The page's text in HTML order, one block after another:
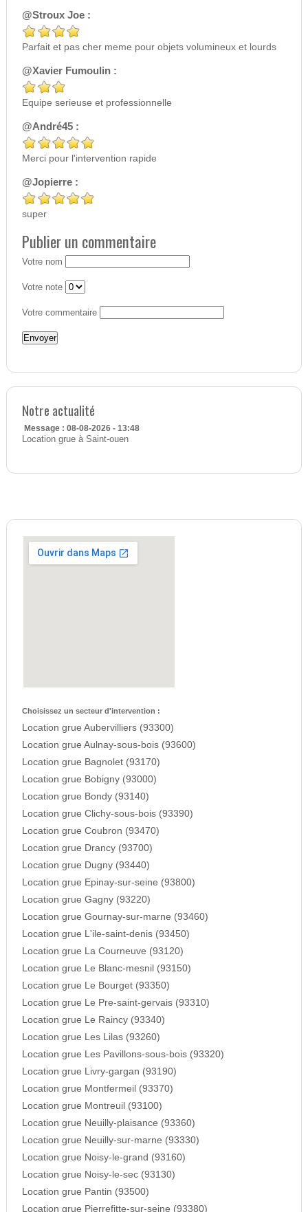
@Stroux Joe :
Parfait et pas cher meme pour objets volumineux et lourds
@Xavier Fumoulin :
Equipe serieuse et professionnelle
@André45 :
Merci pour l'intervention rapide
@Jopierre :
super
Publier un commentaire
Votre nom
Votre note
Votre commentaire
Notre actualité
Message : 08-08-2026 - 13:48
Location grue à Saint-ouen
Choisissez un secteur d'intervention :
Location grue Aubervilliers (93300)
Location grue Aulnay-sous-bois (93600)
Location grue Bagnolet (93170)
Location grue Bobigny (93000)
Location grue Bondy (93140)
Location grue Clichy-sous-bois (93390)
Location grue Coubron (93470)
Location grue Drancy (93700)
Location grue Dugny (93440)
Location grue Epinay-sur-seine (93800)
Location grue Gagny (93220)
Location grue Gournay-sur-marne (93460)
Location grue L'ile-saint-denis (93450)
Location grue La Courneuve (93120)
Location grue Le Blanc-mesnil (93150)
Location grue Le Bourget (93350)
Location grue Le Pre-saint-gervais (93310)
Location grue Le Raincy (93340)
Location grue Les Lilas (93260)
Location grue Les Pavillons-sous-bois (93320)
Location grue Livry-gargan (93190)
Location grue Montfermeil (93370)
Location grue Montreuil (93100)
Location grue Neuilly-plaisance (93360)
Location grue Neuilly-sur-marne (93330)
Location grue Noisy-le-grand (93160)
Location grue Noisy-le-sec (93130)
Location grue Pantin (93500)
Location grue Pierrefitte-sur-seine (93380)